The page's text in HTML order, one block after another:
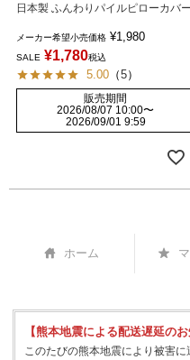
日本製 ふんわりパイルピローカバー
メーカー希望小売価格 ¥1,980
SALE ¥1,780税込
5.00 （5）
販売期間
2026/08/07 10:00〜
2026/09/01 9:59
ホーム
【熊本地震による配送遅延のお
このたびの熊本地震により被害